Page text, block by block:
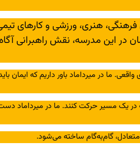
هنری، ورزشی و کارهای
این مدرسه، نقش راهبرانی آگاه
واقعی. ما در میرداماد باور داریم که
در یک مسیر حرکت کنند. ما در میرداماد
گام‌به‌گام ساخته می‌شود.